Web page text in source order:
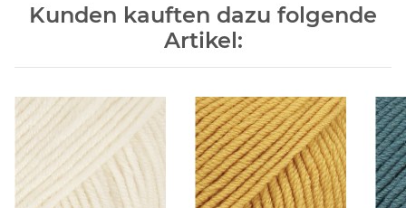
Kunden kauften dazu folgende
Artikel: